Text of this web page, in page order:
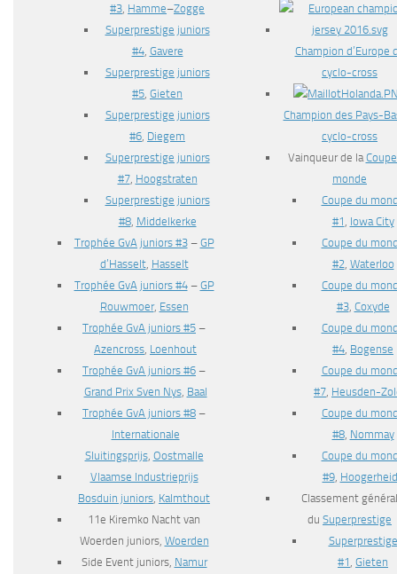
#3, Hamme–Zogge
Superprestige juniors
#4, Gavere
Superprestige juniors
#5, Gieten
Superprestige juniors
#6, Diegem
Superprestige juniors
#7, Hoogstraten
Superprestige juniors
#8, Middelkerke
Trophée GvA juniors #3– GP
d’Hasselt, Hasselt
Trophée GvA juniors #4– GP
Rouwmoer, Essen
Trophée GvA juniors #5 –
Azencross, Loenhout
Trophée GvA juniors #6 –
Grand Prix Sven Nys, Baal
Trophée GvA juniors #8 –
Internationale
Sluitingsprijs, Oostmalle
Vlaamse Industrieprijs
Bosduin juniors, Kalmthout
11e Kiremko Nacht van
Woerden juniors, Woerden
Side Event juniors, Namur
Champion d’Europe
cyclo-cross
Champion des Pays-
cyclo-cross
Vainqueur de la
monde
Coupe du
#1 Iowa City
Coupe du
#2 Waterloo
Coupe du
#3, Coxyde
Coupe du
#4 Bogense
Coupe du
#7 Heusden-
Coupe du
#8, Nommay
Coupe du
#9,
Classement général
du Superprestige
Superprestige
#1 Gieten